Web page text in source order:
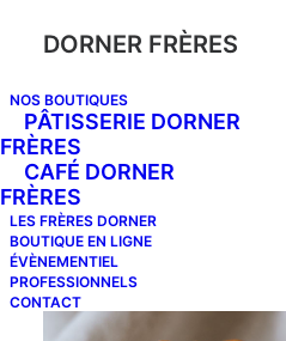
DORNER FRÈRES
NOS BOUTIQUES
PÂTISSERIE DORNER
FRÈRES
CAFÉ DORNER
FRÈRES
LES FRÈRES DORNER
BOUTIQUE EN LIGNE
ÉVÈNEMENTIEL
PROFESSIONNELS
CONTACT